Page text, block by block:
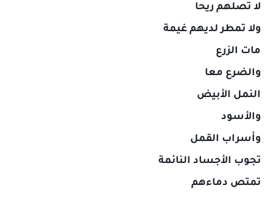
لا تصلهم ريحا
ولا تمطر لديهم غيمة
مات الزرع
والضرع معا
النمل الأبيض
والأسود
وأسراب القمل
تجوب الأجساد النائمة
تمتص دماءهم